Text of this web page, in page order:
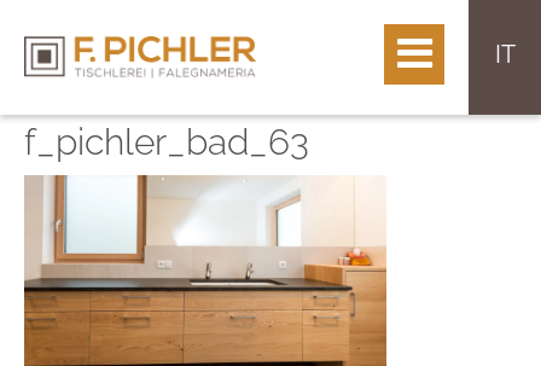
IT
f_pichler_bad_63